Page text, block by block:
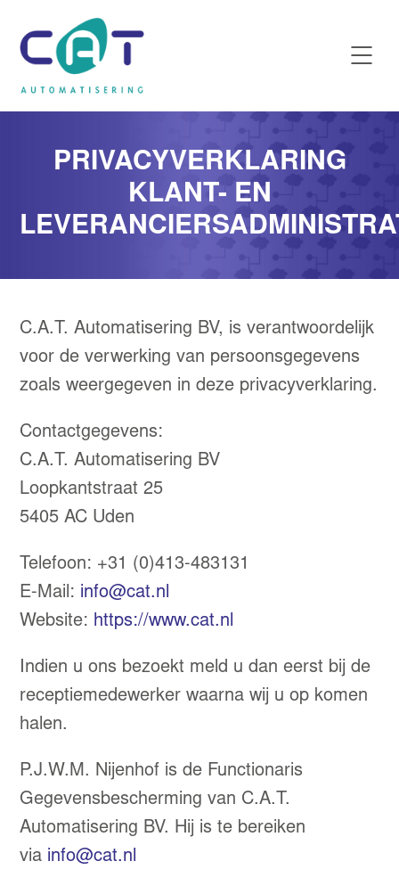
PRIVACYVERKLARING
KLANT- EN
C.A.T. Automatisering BV, is verantwoordelijk
voor de verwerking van persoonsgegevens
zoals weergegeven in deze privacyverklaring.
Contactgegevens:
C.A.T. Automatisering BV
Loopkantstraat 25
5405 AC Uden
Telefoon: +31 (0)413-483131
E-Mail: info@cat.nl
Website: https://www.cat.nl
Indien u ons bezoekt meld u dan eerst bij de
receptiemedewerker waarna wij u op komen
halen.
P.J.W.M. Nijenhof is de Functionaris
Gegevensbescherming van C.A.T.
Automatisering BV. Hij is te bereiken
via info@cat.nl